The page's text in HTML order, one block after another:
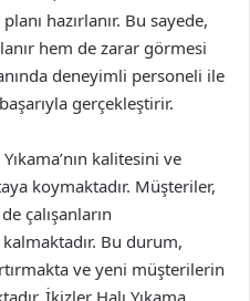
hazırlanır. Bu sayede,
hem de zarar görmesi
deneyimli personeli ile
gerçekleştirir.
kalitesini ve
koymaktadır. Müşteriler,
çalışanların
Bu durum,
ve yeni müşterilerin
İkizler Halı Yıkama,